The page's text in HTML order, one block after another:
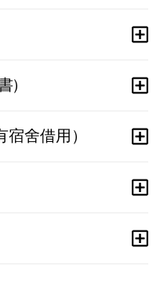
)
舍借用）